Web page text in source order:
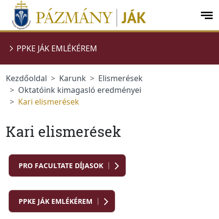
Ugrás a menüre
Ugrás a tartalomra
PPKE JÁK EMLÉKÉREM
Kezdőoldal Karunk
Elismerések
Oktatóink kimagasló eredményei
Kari elismerések
Kari elismerések
PRO FACULTATE DÍJASOK
PPKE JÁK EMLÉKÉREM